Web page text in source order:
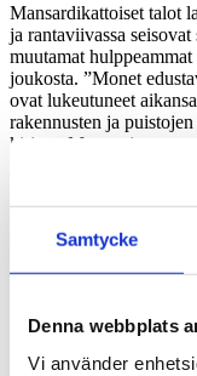
Samtycke
Denna webbplats
Vi använder
Mansardikattoiset talot
ja rantaviivassa
muutamat
joukosta. ”Monet
ovat lukeutuneet
rakennusten ja
kirjattu Museoviraston
Ajatus muuttamisesta
keksittyyn luonnon
helsinkiläisen
upseeriston kautta.
muuttaa kesäksi
Virkamiehet, kauppiaat
kesähuviloitaan, ensin